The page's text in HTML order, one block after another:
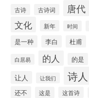
古诗 古诗词 唐代
文化 新年 时间
是一种 李白 杜甫
白居易 的人 的是
让人 让我们 诗人
还不 这是 这首诗